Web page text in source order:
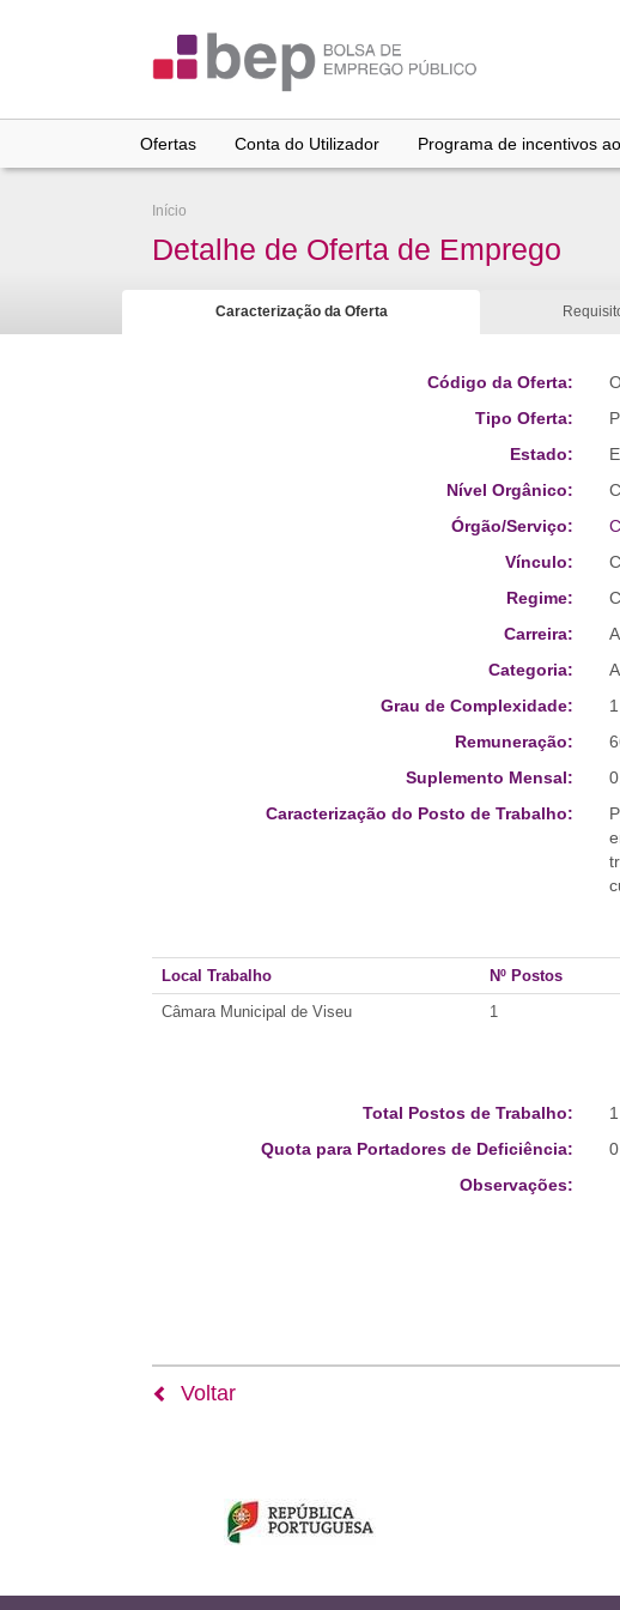
Ofertas Conta do Utilizador Programa de incentivos
Início
Detalhe de Oferta de Emprego
Caracterização da Oferta
Código da Oferta:
Tipo Oferta:
Estado:
Nível Orgânico:
Órgão/Serviço:
Vínculo:
Regime:
Carreira:
Categoria:
Grau de Complexidade:
1
Remuneração:
Suplemento Mensal:
Caracterização do Posto de Trabalho:
Local Trabalho Nº Postos
Câmara Municipal de Viseu
1
Total Postos de Trabalho:
1
Quota para Portadores de Deficiência:
0
Observações:
Voltar